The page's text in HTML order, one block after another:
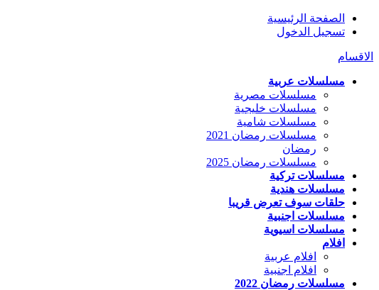
الصفحة الرئيسية
تسجيل الدخول
الاقسام
مسلسلات عربية
مسلسلات مصرية
مسلسلات خليجية
مسلسلات شامية
مسلسلات رمضان 2021
رمضان
مسلسلات رمضان 2025
مسلسلات تركية
مسلسلات هندية
حلقات سوف تعرض قريبا
مسلسلات اجنبية
مسلسلات اسيوية
افلام
افلام عربية
افلام اجنبية
مسلسلات رمضان 2022